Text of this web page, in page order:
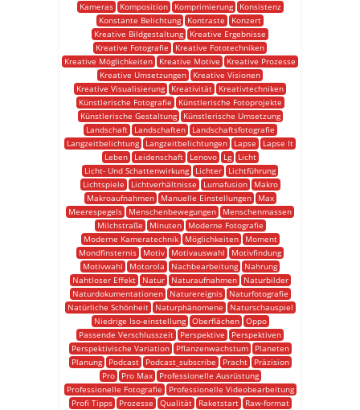
Kameras
Komposition Komprimierung
Konsistenz
Konstante Belichtung
Kontraste
Konzert
Kreative Bildgestaltung
Kreative Ergebnisse
Kreative Fotografie
Kreative Fototechniken
Kreative Möglichkeiten
Kreative Motive
Kreative Prozesse
Kreative Umsetzungen
Kreative Visionen
Kreative Visualisierung
Kreativität
Kreativtechniken
Künstlerische Fotografie
Künstlerische Fotoprojekte
Künstlerische Gestaltung
Künstlerische Umsetzung
Landschaft
Landschaften
Landschaftsfotografie
Langzeitbelichtung
Langzeitbelichtungen Lapse
Lapse It
Leben
Leidenschaft Lenovo Lg
Licht
Licht- Und Schattenwirkung
Lichter
Lichtführung
Lichtspiele
Lichtverhältnisse Lumafusion
Makro
Makroaufnahmen
Manuelle Einstellungen
Max
Meerespegels
Menschenbewegungen
Menschenmassen
Milchstraße
Minuten
Moderne Fotografie
Moderne Kameratechnik
Möglichkeiten
Moment
Mondfinsternis
Motiv Motivauswahl
Motivfindung
Motivwahl
Motorola Nachbearbeitung
Nahrung
Nahtloser Effekt
Natur Naturaufnahmen
Naturbilder
Naturdokumentationen
Naturereignis
Naturfotografie
Natürliche Schönheit
Naturphänomene
Naturschauspiel
Niedrige Iso-einstellung
Oberflächen
Oppo
Passende Verschlusszeit
Perspektive
Perspektiven
Perspektivische Variation
Pflanzenwachstum
Planeten
Planung
Podcast Podcast_subscribe Pracht
Präzision
Pro
Pro Max
Professionelle Ausrüstung
Professionelle Fotografie
Professionelle Videobearbeitung
Profi Tipps
Prozesse Qualität Raketstart
Raw-format